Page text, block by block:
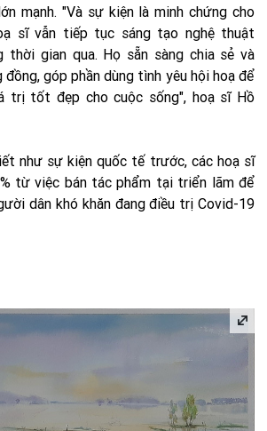
mạnh. "Và sự kiện là minh chứng cho
sĩ vẫn tiếp tục sáng tạo nghệ thuật
thời gian qua. Họ sẵn sàng chia sẻ và
đồng, góp phần dùng tình yêu hội hoạ để
trị tốt đẹp cho cuộc sống", hoạ sĩ Hồ
như sự kiện quốc tế trước, các hoạ sĩ
từ việc bán tác phẩm tại triển lãm để
dân khó khăn đang điều trị Covid-19